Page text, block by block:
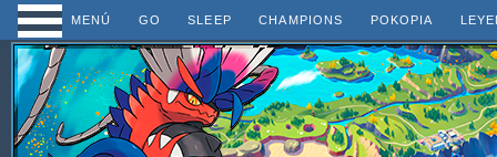
MENÚ GO SLEEP CHAMPIONS POKOPIA